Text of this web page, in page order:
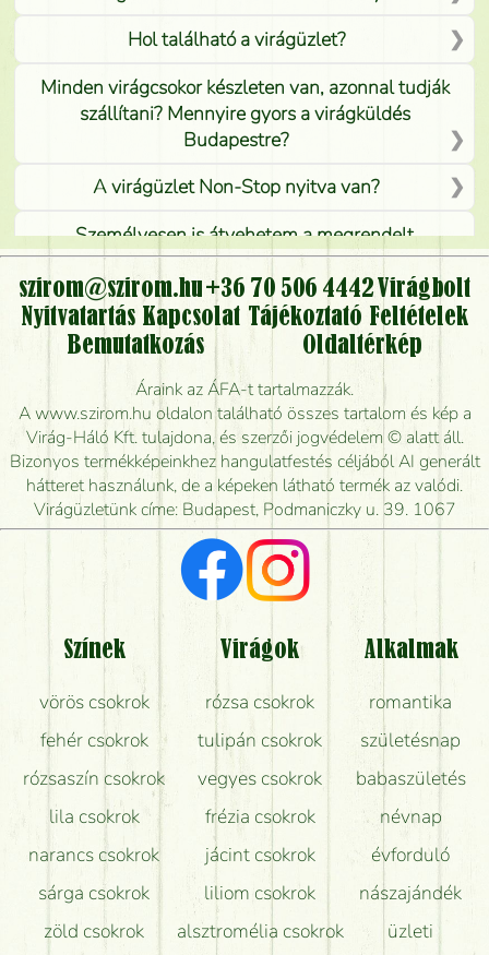
Hol található a virágüzlet?
Minden virágcsokor készleten van, azonnal tudják
szállítani? Mennyire gyors a virágküldés
Budapestre?
A virágüzlet Non-Stop nyitva van?
Személyesen is átvehetem a megrendelt
virágcsokrot, vagy csak virágküldéssel, kiszállítással
kérhető?
Vidékre is lehet rendelni?
Meddig rendelhetek virágküldést úgy, hogy még ma
kiszállítsák?
Mennyire gyorsan tudják elkészíteni a csokrot, és
mikor tudják leghamarabb kiszállítani?
Vörös rózsát keresek, van önöknél?
Milyen visszajelzést kapok a virágküldésről?
Tényleg azt kapom, ami a képen van?
Mit kell tudni a virágcsokrok szállításáról?
Hogy marad a lehető legtovább friss a csokor?
Tudok adventi koszorút vásárolni boltban?
szirom@szirom.hu +36 70 506 4442Virágbolt
Nyitvatartás Kapcsolat Tájékoztató Feltételek
Bemutatkozás
Oldaltérkép
Áraink az ÁFA-t tartalmazzák.
A www.szirom.hu oldalon található összes tartalom és kép a
Virág-Háló Kft. tulajdona, és szerzői jogvédelem © alatt áll.
Bizonyos termékképeinkhez hangulatfestés céljából AI generált
hátteret használunk, de a képeken látható termék az valódi.
Virágüzletünk címe: Budapest, Podmaniczky u. 39. 1067
Színek
vörös csokrok
fehér csokrok
rózsaszín csokrok
lila csokrok
narancs csokrok
sárga csokrok
zöld csokrok
Virágok
rózsa csokrok
tulipán csokrok
vegyes csokrok
frézia csokrok
jácint csokrok
liliom csokrok
alsztromélia csokrok
Alkalmak
romantika
születésnap
babaszületés
névnap
évforduló
nászajándék
üzleti